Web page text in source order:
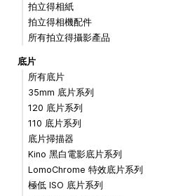
拍立得相紙
拍立得相機配件
所有拍立得攝影產品
底片
所有底片
35mm 底片系列
120 底片系列
110 底片系列
底片掃描器
Kino 黑白電影底片系列
LomoChrome 特效底片系列
極低 ISO 底片系列